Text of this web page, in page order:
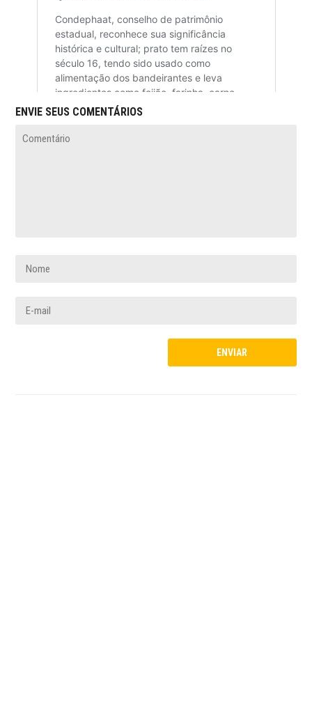
ENVIE SEUS COMENTÁRIOS